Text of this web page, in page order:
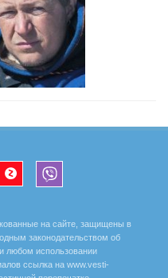
на сайте, защищены в
законодательством об
любом использовании
ссылка на www.vesti-